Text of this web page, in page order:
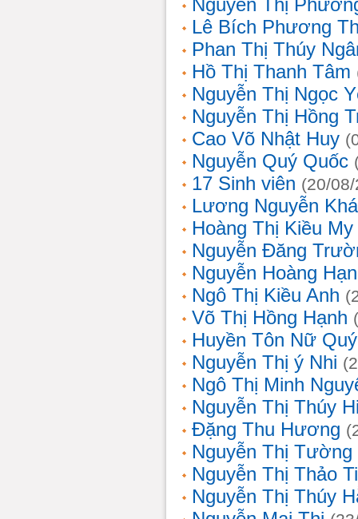
Nguyễn Thị
Lê Bích Phương
Phan Thị Thúy
Hồ Thị Thanh Tâm
Nguyễn Thị Ngọc
Nguyễn Thị Hồng
Cao Võ Nhật Huy
Nguyễn Quý Quốc
17 Sinh viên (20/
Lương Nguyễn
Hoàng Thị Kiều My
Nguyễn Đăng
Nguyễn Hoàng
Ngô Thị Kiều Anh
Võ Thị Hồng Hạnh
Huyền Tôn Nữ
Nguyễn Thị ý Nhi
Ngô Thị Minh
Nguyễn Thị Thúy
Đặng Thu Hương
Nguyễn Thị Tường
Nguyễn Thị Thảo
Nguyễn Thị Thúy